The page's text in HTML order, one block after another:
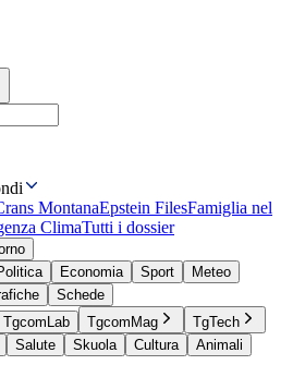
MontanaEpstein FilesFamiglia nel
ClimaTutti i dossier
Economia Sport
Meteo
Schede
TgcomLab TgcomMag
TgTech
Salute Skuola Cultura
Animali